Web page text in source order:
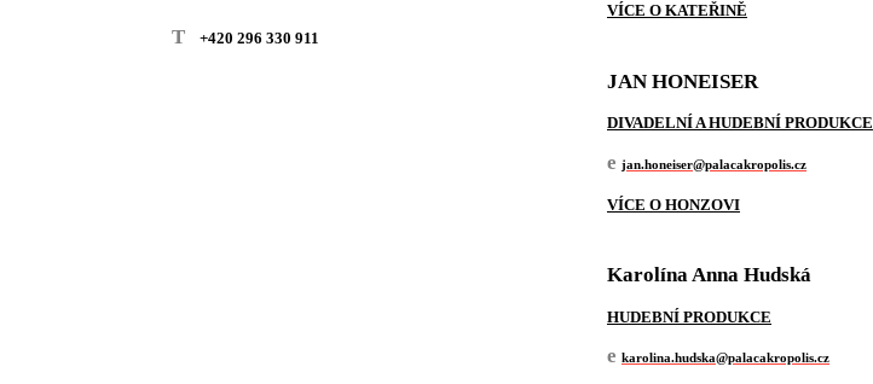
T +420 296 330 911
VÍCE O KATEŘINĚ
JAN HONEISER
DIVADELNÍ A HUDEBNÍ PRODUKCE
e jan.honeiser@palacakropolis.cz
VÍCE O HONZOVI
Karolína Anna Hudská
HUDEBNÍ PRODUKCE
e karolina.hudska@palacakropolis.cz